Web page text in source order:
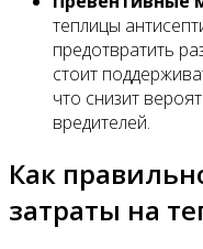
теплицы
предотвратить
стоит
что снизит
вредителей.
Как
затраты на